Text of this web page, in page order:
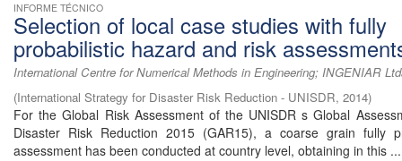
INFORME TÉCNICO
Selection of local case studies with fully
probabilistic hazard and risk
International Centre for Numerical Methods in Engineering; INGENIAR
(International Strategy for Disaster Risk Reduction - UNISDR, 2014)
For the Global Risk Assessment of the UNISDR s Global
Disaster Risk Reduction 2015 (GAR15), a coarse grain fully
assessment has been conducted at country level, obtaining in this ...